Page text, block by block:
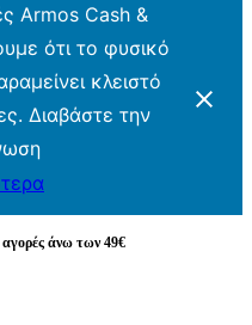
Armos Cash &
ότι το φυσικό
κλειστό
Διαβάστε την
άνω των 49€